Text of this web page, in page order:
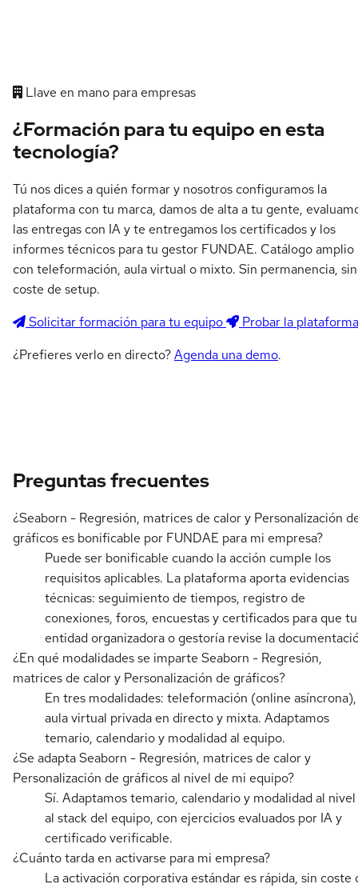
Llave en mano para empresas
¿Formación para tu equipo en esta
tecnología?
Tú nos dices a quién formar y nosotros configuramos la
plataforma con tu marca, damos de alta a tu gente,
las entregas con IA y te entregamos los certificados y los
informes técnicos para tu gestor FUNDAE. Catálogo amplio
con teleformación, aula virtual o mixto. Sin permanencia, sin
coste de setup.
Solicitar formación para tu equipo
Probar la plataforma
¿Prefieres verlo en directo?Agenda una demo.
Preguntas frecuentes
¿Seaborn - Regresión, matrices de calor y Personalización
gráficos es bonificable por FUNDAE para mi empresa?
Puede ser bonificable cuando la acción cumple los
requisitos aplicables. La plataforma aporta evidencias
técnicas: seguimiento de tiempos, registro de
conexiones, foros, encuestas y certificados para que tu
entidad organizadora o gestoría revise la
¿En qué modalidades se imparte Seaborn - Regresión,
matrices de calor y Personalización de gráficos?
En tres modalidades: teleformación (online asíncrona),
aula virtual privada en directo y mixta. Adaptamos
temario, calendario y modalidad al equipo.
¿Se adapta Seaborn - Regresión, matrices de calor y
Personalización de gráficos al nivel de mi equipo?
Sí. Adaptamos temario, calendario y modalidad al
al stack del equipo, con ejercicios evaluados por IA y
certificado verificable.
¿Cuánto tarda en activarse para mi empresa?
La activación corporativa estándar es rápida, sin coste